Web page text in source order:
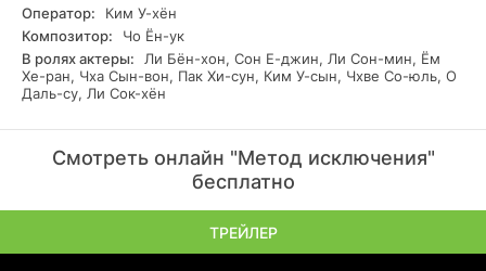
Оператор:
Ким У-хён
Композитор:
Чо Ён-ук
В ролях актеры:
Ли Бён-хон, Сон Е-джин, Ли Сон-мин, Ём
Хе-ран, Чха Сын-вон, Пак Хи-сун, Ким У-сын, Чхве Со-юль, О
Даль-су, Ли Сок-хён
Смотреть онлайн "Метод исключения"
бесплатно
ТРЕЙЛЕР